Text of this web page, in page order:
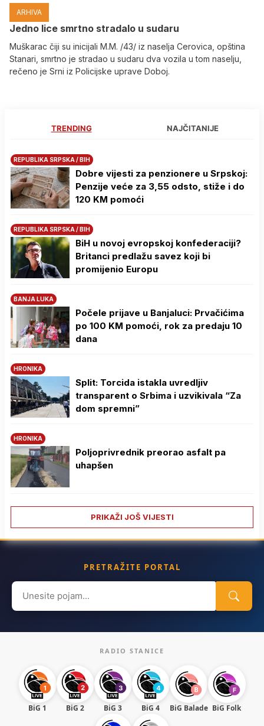
ARHIVA
Јedno lice smrtno stradalo u sudaru
Muškarac čiji su inicijali M.M. /43/ iz naselja Cerovica, opština
Stanari, smrtno je stradao u sudaru dva vozila u tom naselju,
rečeno je Srni iz Policijske uprave Doboj.
TRENDING NAJČITANIJE
REPUBLIKA SRPSKA / BIH
Dobre vijesti za penzionere u Srpskoj:
Penzije veće za 3,55 odsto, stiže i do
120 KM pomoći
REPUBLIKA SRPSKA / BIH
BiH u novoj evropskoj konfederaciji?
Britanci predlažu savez koji bi
promijenio Europu
BANJA LUKA
Počele prijave u Banjaluci: Prvačićima
po 100 KM pomoći, rok za predaju 10
dana
HRONIKA
Split: Torcida istakla uvredljiv
transparent o Srbima i uzvikivala “Za
dom spremni”
HRONIKA
Poljoprivrednik preorao asfalt pa
uhapšen
PRIKAŽI JOŠ VIJESTI
PRETRAŽITE PORTAL
Search
for:
RADIO STANICE
BiG 1 BiG 2 BiG 3 BiG 4 BiG Balade BiG Folk